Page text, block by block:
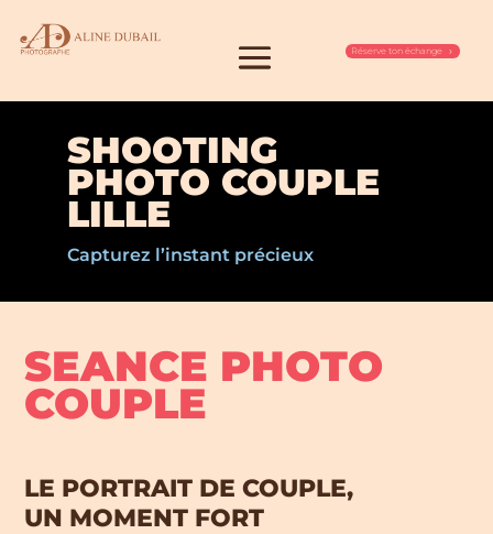
Réserve ton échange
SHOOTING
PHOTO COUPLE
LILLE
Capturez l’instant précieux
SEANCE PHOTO
COUPLE
LE PORTRAIT DE COUPLE,
UN MOMENT FORT